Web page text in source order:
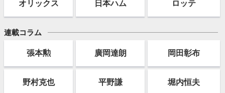
オリックス 日本ハム ロッテ
連載コラム
張本勲 廣岡達朗 岡田彰布
野村克也 平野謙 堀内恒夫